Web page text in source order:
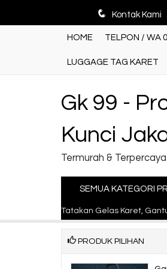
q Kontak Kami
HOME TELPON / WA
LUGGAGE TAG KARET
Gk 99 -
Kunci
Termurah & Terpercaya
SEMUA KATEGORI
Tatakan Gelas Karet, Gantungan
PRODUK PILIHAN